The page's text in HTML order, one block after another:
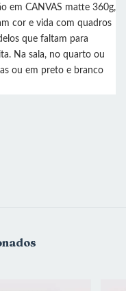
em CANVAS matte 360g,
cor e vida com quadros
que faltam para
Na sala, no quarto ou
ou em preto e branco